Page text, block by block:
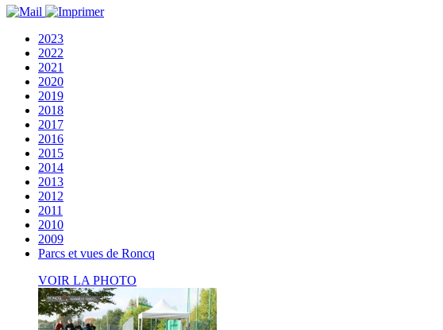
2023
2022
2021
2020
2019
2018
2017
2016
2015
2014
2013
2012
2011
2010
2009
Parcs et vues de Roncq
VOIR LA PHOTO